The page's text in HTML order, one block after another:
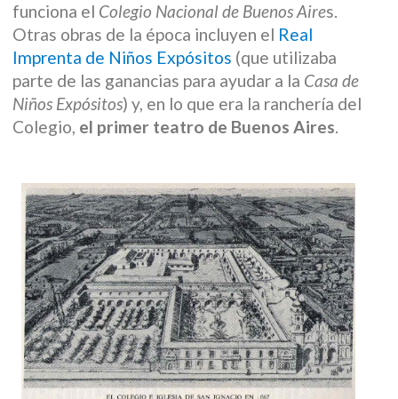
funciona el Colegio Nacional de Buenos Aires.
Otras obras de la época incluyen el Real
Imprenta de Niños Expósitos (que utilizaba
parte de las ganancias para ayudar a la Casa de
Niños Expósitos) y, en lo que era la ranchería del
Colegio, el primer teatro de Buenos Aires.